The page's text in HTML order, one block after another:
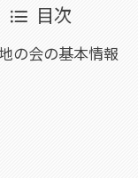
目次
の会の基本情報